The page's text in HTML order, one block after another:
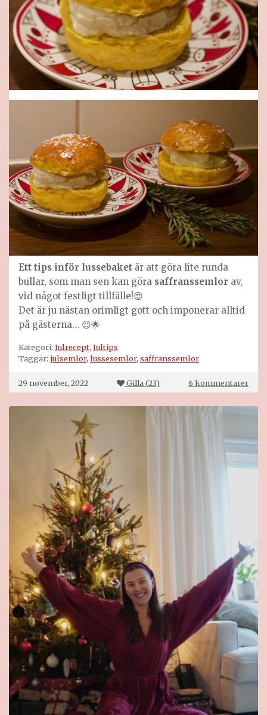
Ett tips inför lussebaket är att göra lite runda
bullar, som man sen kan göra saffranssemlor av,
vid något festligt tillfälle!😍
Det är ju nästan orimligt gott och imponerar alltid
på gästerna… 😉🌟
Kategori: Julrecept, Jultips
Taggar: julsemlor, lussesemlor, saffranssemlor
29 november, 2022 Gilla (23) 6 kommentarertill